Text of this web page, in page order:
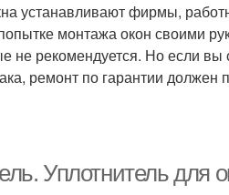
устанавливают фирмы,
монтажа окон своими
рекомендуется. Но если вы
ремонт по гарантии
Уплотнитель для